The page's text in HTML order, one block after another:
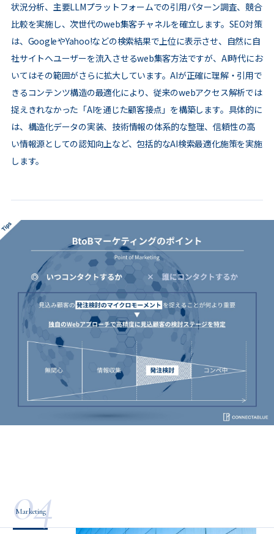
状況分析、主要LLMプラットフォームでの引用パターン調査、競合
比較を実施し、次世代のweb集客チャネルを確立します。SEO対策
は、GoogleやYahoo!などの検索結果で上位に表示させ、自然に自
社サイトへユーザーを流入させるweb集客方法ですが、AI時代にお
いてはその範囲がさらに拡大しています。AIが正確に理解・引用で
きるコンテンツ構造の最適化により、従来のwebアクセス解析では
捉えきれなかった「AIを通じた顧客接点」を構築します。具体的に
は、構造化データの実装、技術情報の体系的な整理、信頼性の高
い情報源としての認知向上など、包括的なAI検索最適化施策を実施
します。
04
Marketing